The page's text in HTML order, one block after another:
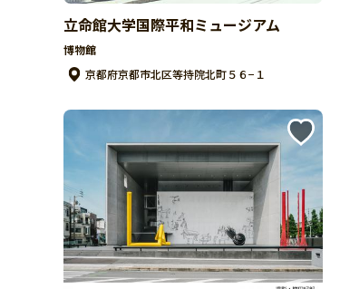
立命館大学国際平和ミュージアム
博物館
京都府京都市北区等持院北町５６−１